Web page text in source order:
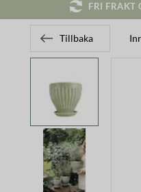
FRI FRAKT
Tillbaka